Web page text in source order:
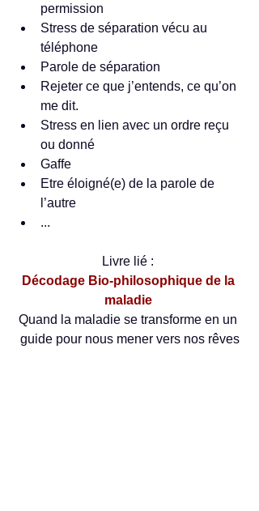
permission
Stress de séparation vécu au
téléphone
Parole de séparation
Rejeter ce que j’entends, ce qu’on
me dit.
Stress en lien avec un ordre reçu
ou donné
Gaffe
Etre éloigné(e) de la parole de
l’autre
...
Livre lié :
Décodage Bio-philosophique de la
maladie
Quand la maladie se transforme en un
guide pour nous mener vers nos rêves